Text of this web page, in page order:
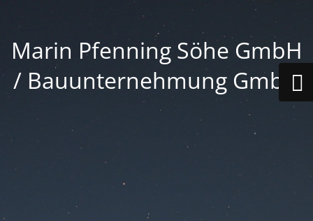
Marin Pfenning Söhe GmbH
/ Bauunternehmung GmbH